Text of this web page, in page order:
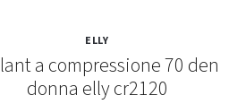
ELLY
a compressione 70 den
donna elly cr2120